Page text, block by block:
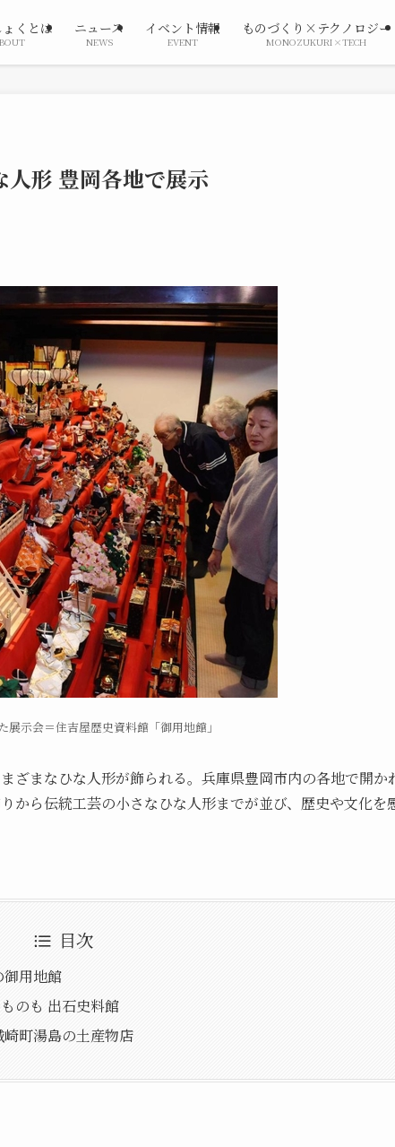
ょくとは ニュース
NEWS
イベント情報
EVENT
ものづくり×テクノロジー
MONOZUKURI×TECH
形 豊岡各地で展示
示会＝住吉屋歴史資料館「御用地館」
ざまなひな人形が飾られる。兵庫県豊岡市内の各地で開か
から伝統工芸の小さなひな人形までが並び、歴史や文化を
目次
用地館
のも 出石史料館
町湯島の土産物店